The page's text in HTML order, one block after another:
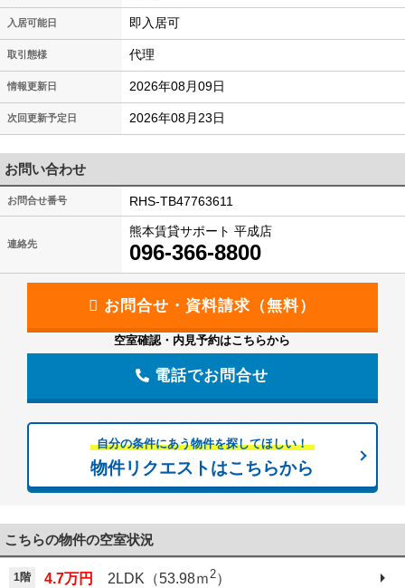
入居可能日 即入居可
取引態様 代理
情報更新日 2026年08月09日
次回更新予定日 2026年08月23日
お問い合わせ
お問合せ番号 RHS-TB47763611
連絡先
熊本賃貸サポート 平成店
096-366-8800
空室確認・内見予約はこちらから
電話でお問合せ
自分の条件にあう物件を探してほしい！
物件リクエストはこちらから
こちらの物件の空室状況
1階 4.7万円 2LDK（53.98ｍ2）